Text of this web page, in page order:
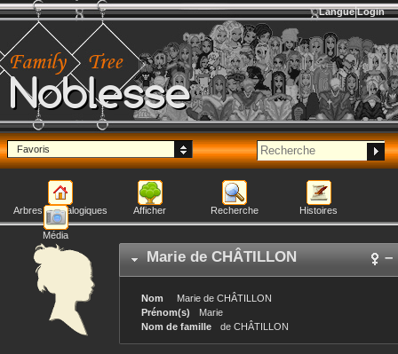
Noblesse
Langue Login
Favoris
Arbres généalogiques Afficher Recherche Histoires
Média
Marie de CHÂTILLON –
Nom Marie de CHÂTILLON
Prénom(s)
Marie
Nom de famille
de CHÂTILLON